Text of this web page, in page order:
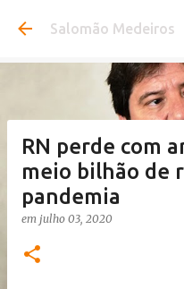
Pular para o
Salomão Medeiros
RN perde com
meio bilhão de
pandemia
em julho 03, 2020